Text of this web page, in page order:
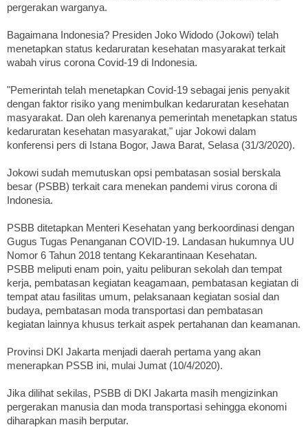
pergerakan warganya.
Bagaimana Indonesia? Presiden Joko Widodo (Jokowi) telah
menetapkan status kedaruratan kesehatan masyarakat terkait
wabah virus corona Covid-19 di Indonesia.
"Pemerintah telah menetapkan Covid-19 sebagai jenis penyakit
dengan faktor risiko yang menimbulkan kedaruratan kesehatan
masyarakat. Dan oleh karenanya pemerintah menetapkan status
kedaruratan kesehatan masyarakat," ujar Jokowi dalam
konferensi pers di Istana Bogor, Jawa Barat, Selasa (31/3/2020).
Jokowi sudah memutuskan opsi pembatasan sosial berskala
besar (PSBB) terkait cara menekan pandemi virus corona di
Indonesia.
PSBB ditetapkan Menteri Kesehatan yang berkoordinasi dengan
Gugus Tugas Penanganan COVID-19. Landasan hukumnya UU
Nomor 6 Tahun 2018 tentang Kekarantinaan Kesehatan.
PSBB meliputi enam poin, yaitu peliburan sekolah dan tempat
kerja, pembatasan kegiatan keagamaan, pembatasan kegiatan di
tempat atau fasilitas umum, pelaksanaan kegiatan sosial dan
budaya, pembatasan moda transportasi dan pembatasan
kegiatan lainnya khusus terkait aspek pertahanan dan keamanan.
Provinsi DKI Jakarta menjadi daerah pertama yang akan
menerapkan PSSB ini, mulai Jumat (10/4/2020).
Jika dilihat sekilas, PSBB di DKI Jakarta masih mengizinkan
pergerakan manusia dan moda transportasi sehingga ekonomi
diharapkan masih berputar.